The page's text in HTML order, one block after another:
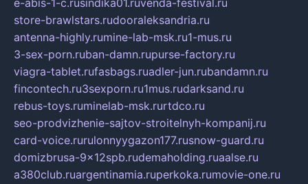
e-abis-1-c.rusindika01.ruvenda-festival.ru
store-brawlstars.rudooraleksandria.ru
antenna-highly.rumine-lab-msk.ru1-mus.ru
3-sex-porn.ruban-damn.rupurse-factory.ru
viagra-tablet.rufasbags.ruadler-jun.rubandamn.ru
fincontech.ru3sexporn.ru1mus.rudarksand.ru
rebus-toys.ruminelab-msk.rurtdco.ru
seo-prodvizhenie-sajtov-stroitelnyh-kompanij.ru
card-voice.rurulonnyygazon177.rusnow-guard.ru
domizbrusa-9x12spb.rudemaholding.ruaalse.ru
a380club.ruargentinamia.ruperkoka.rumovie-one.ru